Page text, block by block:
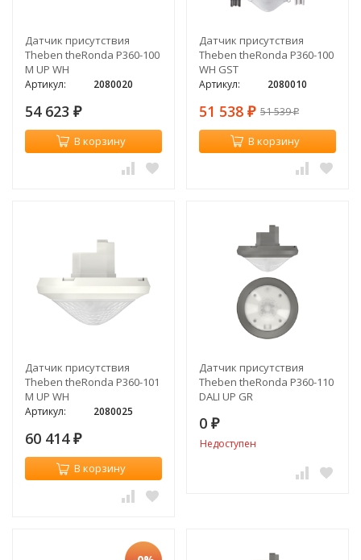
Датчик присутствия
Theben theRonda P360-100
M UP WH
Артикул: 2080020
54 623 ₽
В корзину
Датчик присутствия
Theben theRonda P360-100
WH GST
Артикул: 2080010
51 538 ₽ 51 539₽
В корзину
Датчик присутствия
Theben theRonda P360-101
M UP WH
Артикул: 2080025
60 414 ₽
В корзину
Датчик присутствия
Theben theRonda P360-110
DALI UP GR
0 ₽
Недоступен